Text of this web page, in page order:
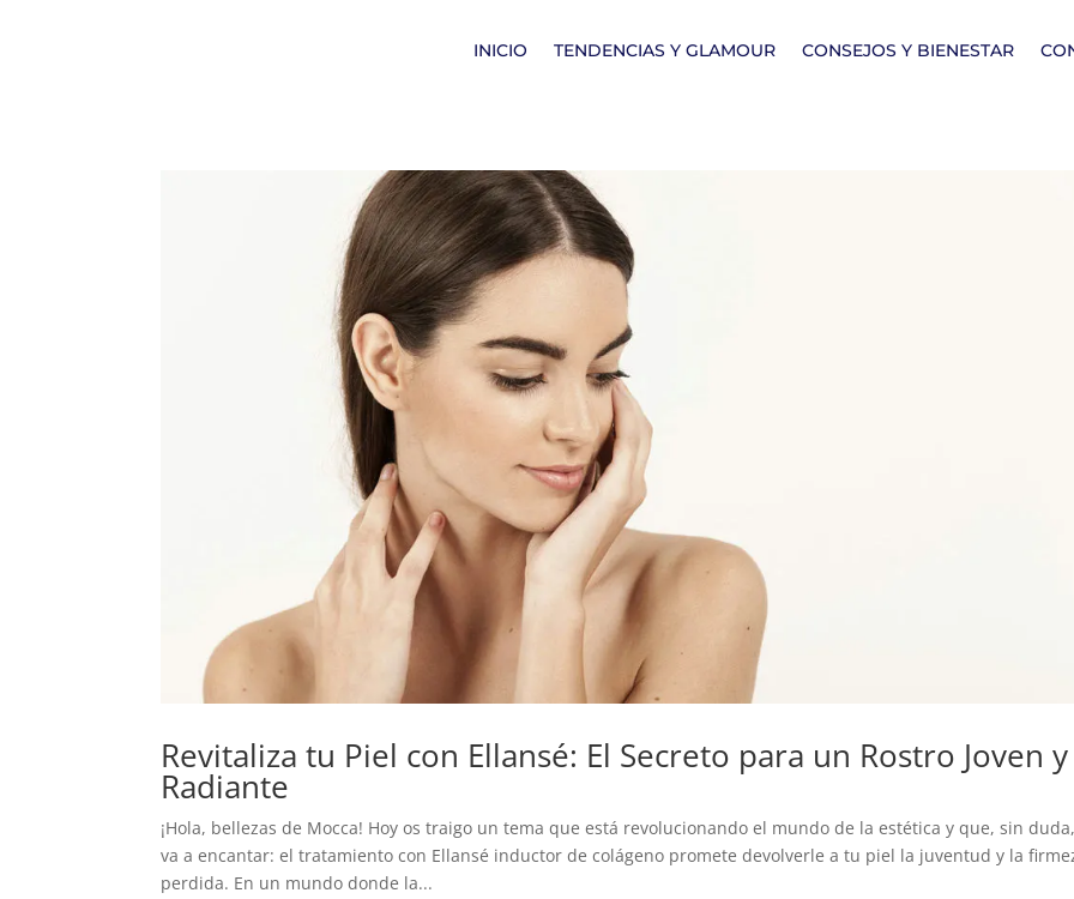
INICIO TENDENCIAS Y GLAMOUR CONSEJOS Y BIENESTAR
Revitaliza tu Piel con Ellansé: El Secreto para un Rostro Joven y
Radiante
¡Hola, bellezas de Mocca! Hoy os traigo un tema que está revolucionando el mundo de la estética y que, sin
va a encantar: el tratamiento con Ellansé inductor de colágeno promete devolverle a tu piel la juventud y la
perdida. En un mundo donde la...